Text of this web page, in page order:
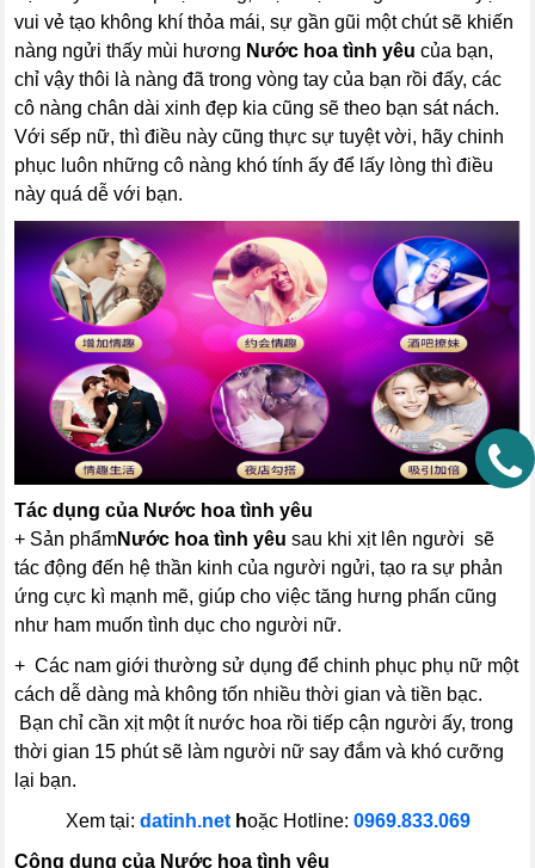
vui vẻ tạo không khí thỏa mái, sự gần gũi một chút sẽ khiến
nàng ngửi thấy mùi hương Nước hoa tình yêu của bạn,
chỉ vậy thôi là nàng đã trong vòng tay của bạn rồi đấy, các
cô nàng chân dài xinh đẹp kia cũng sẽ theo bạn sát nách.
Với sếp nữ, thì điều này cũng thực sự tuyệt vời, hãy chinh
phục luôn những cô nàng khó tính ấy để lấy lòng thì điều
này quá dễ với bạn.
Tác dụng của Nước hoa tình yêu
+ Sản phẩmNước hoa tình yêu sau khi xịt lên người sẽ
tác động đến hệ thần kinh của người ngửi, tạo ra sự phản
ứng cực kì mạnh mẽ, giúp cho việc tăng hưng phấn cũng
như ham muốn tình dục cho người nữ.
+ Các nam giới thường sử dụng để chinh phục phụ nữ một
cách dễ dàng mà không tốn nhiều thời gian và tiền bạc.
Bạn chỉ cần xịt một ít nước hoa rồi tiếp cận người ấy, trong
thời gian 15 phút sẽ làm người nữ say đắm và khó cưỡng
lại bạn.
Xem tại: datinh.nethoặc Hotline: 0969.833.069
Công dụng của Nước hoa tình yêu